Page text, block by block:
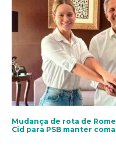
Mudança de rota de
Cid para PSB manter